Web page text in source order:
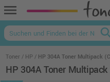
menu
Toner HP HP 304A Toner Multipack
HP 304A Toner